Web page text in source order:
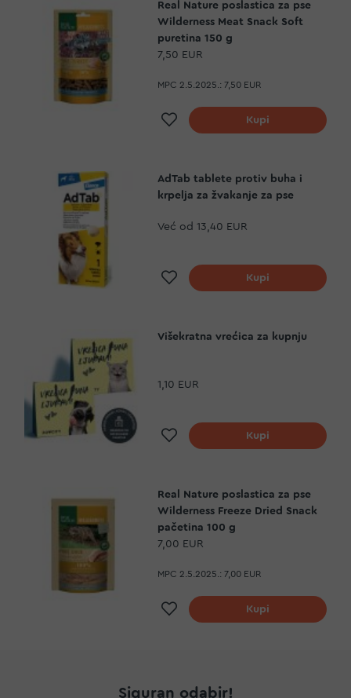
Real Nature poslastica za pse
Wilderness Meat Snack Soft
puretina 150 g
7,50 EUR
MPC 2.5.2025.: 7,50 EUR
Dodaj na listu želja
Kupi
AdTab tablete protiv buha i
krpelja za žvakanje za pse
Već od 13,40 EUR
Dodaj na listu želja
Kupi
Višekratna vrećica za kupnju
1,10 EUR
Dodaj na listu želja
Kupi
Real Nature poslastica za pse
Wilderness Freeze Dried Snack
pačetina 100 g
7,00 EUR
MPC 2.5.2025.: 7,00 EUR
Dodaj na listu želja
Kupi
Siguran odabir!